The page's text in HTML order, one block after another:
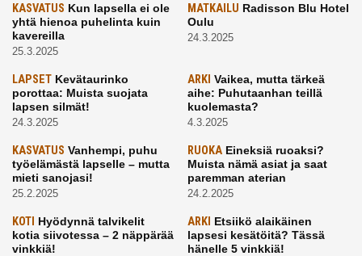
KASVATUS Kun lapsella ei ole
yhtä hienoa puhelinta kuin
kavereilla
25.3.2025
MATKAILU Radisson Blu Hotel
Oulu
24.3.2025
LAPSET Kevätaurinko
porottaa: Muista suojata
lapsen silmät!
24.3.2025
ARKI Vaikea, mutta tärkeä
aihe: Puhutaanhan teillä
kuolemasta?
4.3.2025
KASVATUS Vanhempi, puhu
työelämästä lapselle – mutta
mieti sanojasi!
25.2.2025
RUOKAEineksiä ruoaksi?
Muista nämä asiat ja saat
paremman aterian
24.2.2025
KOTI Hyödynnä talvikelit
kotia siivotessa – 2 näppärää
vinkkiä!
ARKI Etsiikö alaikäinen
lapsesi kesätöitä? Tässä
hänelle 5 vinkkiä!